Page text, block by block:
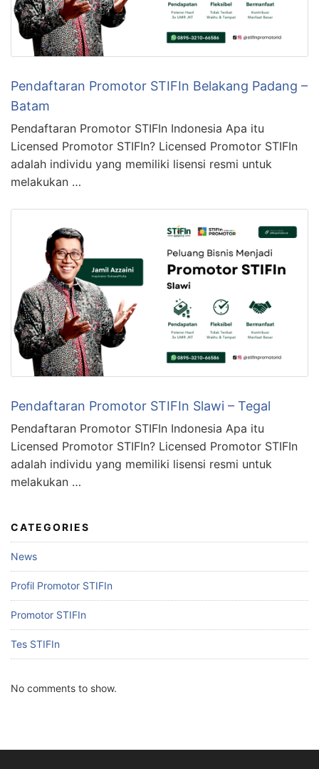
Pendaftaran Promotor STIFIn Belakang Padang –
Batam
Pendaftaran Promotor STIFIn Indonesia Apa itu
Licensed Promotor STIFIn? Licensed Promotor STIFIn
adalah individu yang memiliki lisensi resmi untuk
melakukan …
Pendaftaran Promotor STIFIn Slawi – Tegal
Pendaftaran Promotor STIFIn Indonesia Apa itu
Licensed Promotor STIFIn? Licensed Promotor STIFIn
adalah individu yang memiliki lisensi resmi untuk
melakukan …
CATEGORIES
News
Profil Promotor STIFIn
Promotor STIFIn
Tes STIFIn
No comments to show.